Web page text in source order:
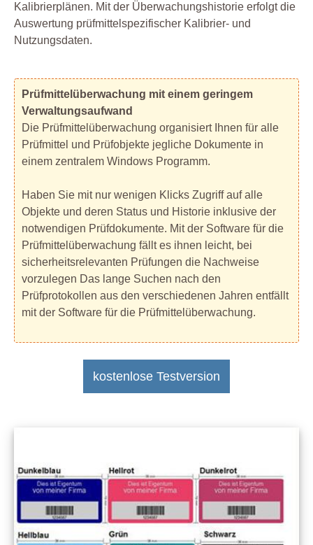
Kalibrierplänen. Mit der Überwachungshistorie erfolgt die
Auswertung prüfmittelspezifischer Kalibrier- und
Nutzungsdaten.
Prüfmittelüberwachung mit einem geringem
Verwaltungsaufwand
Die Prüfmittelüberwachung organisiert Ihnen für alle
Prüfmittel und Prüfobjekte jegliche Dokumente in
einem zentralem Windows Programm.
Haben Sie mit nur wenigen Klicks Zugriff auf alle
Objekte und deren Status und Historie inklusive der
notwendigen Prüfdokumente. Mit der Software für die
Prüfmittelüberwachung fällt es ihnen leicht, bei
sicherheitsrelevanten Prüfungen die Nachweise
vorzulegen Das lange Suchen nach den
Prüfprotokollen aus den verschiedenen Jahren entfällt
mit der Software für die Prüfmittelüberwachung.
kostenlose Testversion